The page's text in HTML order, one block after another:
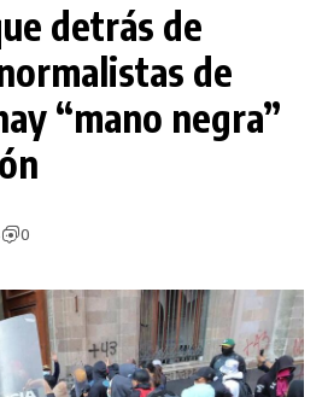
detrás de
de
“mano negra”
0